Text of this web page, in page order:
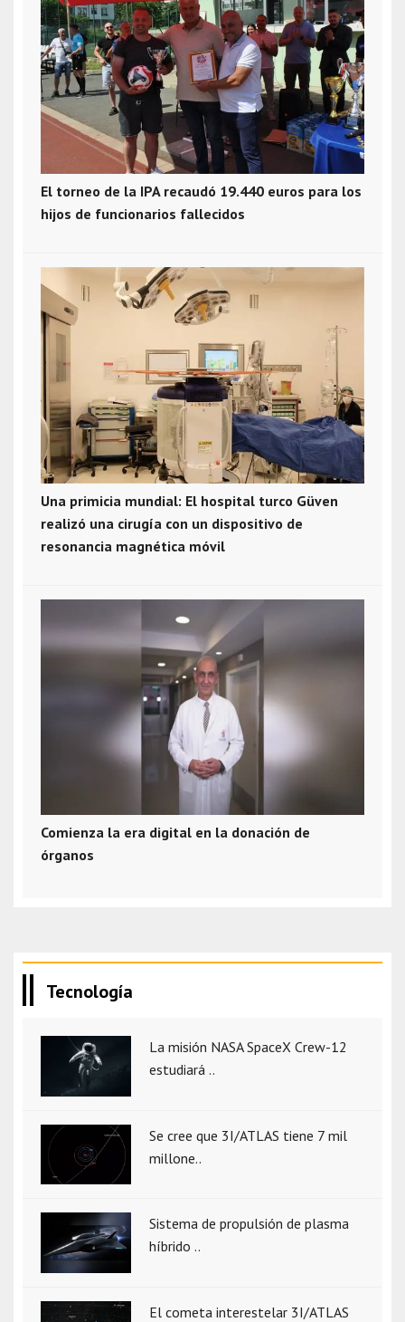
El torneo de la IPA recaudó 19.440 euros para los
hijos de funcionarios fallecidos
Una primicia mundial: El hospital turco Güven
realizó una cirugía con un dispositivo de
resonancia magnética móvil
Comienza la era digital en la donación de
órganos
Tecnología
La misión NASA SpaceX Crew-12
estudiará ..
Se cree que 3I/ATLAS tiene 7 mil
millone..
Sistema de propulsión de plasma
híbrido ..
El cometa interestelar 3I/ATLAS